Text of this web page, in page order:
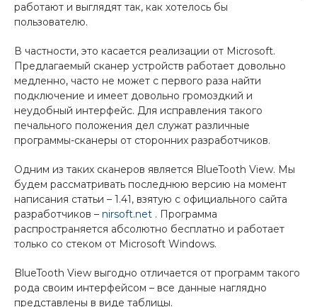
работают и выглядят так, как хотелось бы
пользователю.
В частности, это касается реализации от Microsoft.
Предлагаемый сканер устройств работает довольно
медленно, часто не может с первого раза найти
подключение и имеет довольно громоздкий и
неудобный интерфейс. Для исправления такого
печального положения дел служат различные
программы-сканеры от сторонних разработчиков.
Одним из таких сканеров является BlueTooth View. Мы
будем рассматривать последнюю версию на момент
написания статьи – 1.41, взятую с официального сайта
разработчиков – nirsoft.net . Программа
распространяется абсолютно бесплатно и работает
только со стеком от Microsoft Windows.
BlueTooth View выгодно отличается от программ такого
рода своим интерфейсом – все данные наглядно
представлены в виде таблицы.